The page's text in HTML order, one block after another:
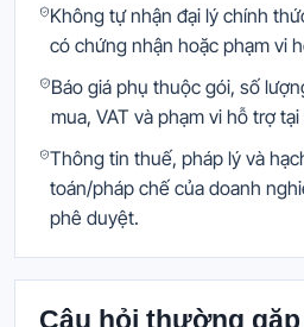
Không tự nhận đại lý chính
có chứng nhận hoặc phạm vi
Báo giá phụ thuộc gói, số
mua, VAT và phạm vi hỗ trợ
Thông tin thuế, pháp lý và
toán/pháp chế của doanh
phê duyệt.
Câu hỏi thường gặp